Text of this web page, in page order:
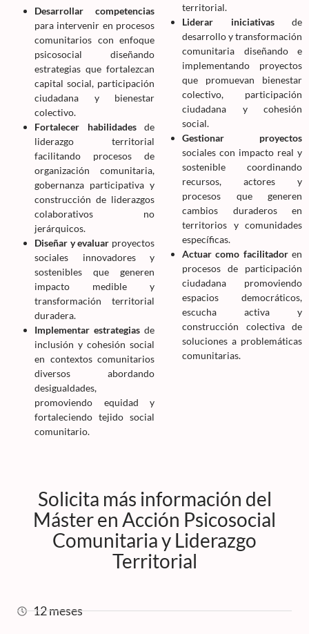
Desarrollar competencias
para intervenir en procesos
comunitarios con enfoque
psicosocial diseñando
estrategias que fortalezcan
capital social, participación
ciudadana y bienestar
colectivo.
Fortalecer habilidadesde
liderazgo territorial
facilitando procesos de
organización comunitaria,
gobernanza participativa y
construcción de liderazgos
colaborativos no
jerárquicos.
Diseñar y evaluar proyectos
sociales innovadores y
sostenibles que generen
impacto medible y
transformación territorial
duradera.
Implementar estrategias de
inclusión y cohesión social
en contextos comunitarios
diversos abordando
desigualdades,
promoviendo equidad y
fortaleciendo tejido social
comunitario.
territorial.
Liderar iniciativasde
desarrollo y transformación
comunitaria diseñando e
implementando proyectos
que promuevan bienestar
colectivo, participación
ciudadana y cohesión
social.
Gestionar proyectos
sociales con impacto real y
sostenible coordinando
recursos, actores y
procesos que generen
cambios duraderos en
territorios y comunidades
específicas.
Actuar como facilitadoren
procesos de participación
ciudadana promoviendo
espacios democráticos,
escucha activa y
construcción colectiva de
soluciones a problemáticas
comunitarias.
Solicita más información del
Máster en Acción Psicosocial
Comunitaria y Liderazgo
Territorial
12 meses